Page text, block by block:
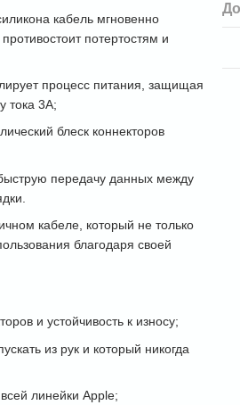
кабель мгновенно
потертостям и
процесс питания, защищая
тока 3А;
блеск коннекторов
передачу данных между
кабеле, который не только
благодаря своей
и устойчивость к износу;
из рук и который никогда
линейки Apple;